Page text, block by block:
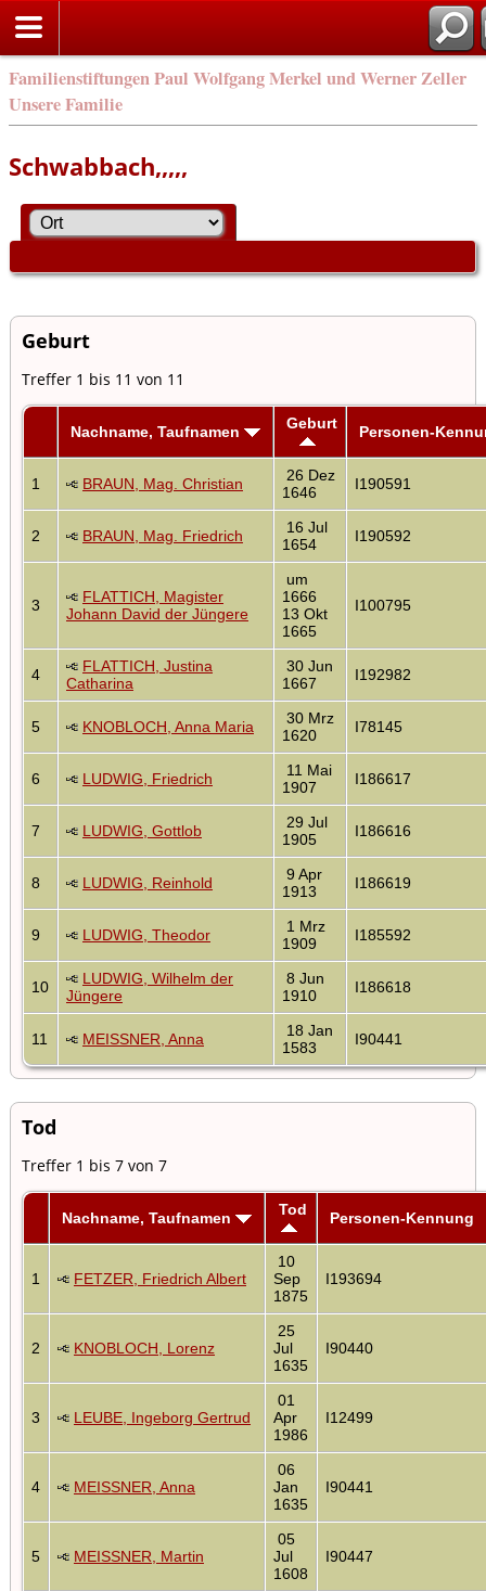
Familienstiftungen Paul Wolfgang Merkel und Werner Zeller
Unsere Familie
Schwabbach,,,,,
Geburt
Treffer 1 bis 11 von 11
Nachname, Taufnamen Geburt Personen-
1 BRAUN, Mag. Christian
26 Dez
1646
I190591
2 BRAUN, Mag. Friedrich
16 Jul
1654
I190592
3
FLATTICH, Magister
Johann David der Jüngere
um
1666
13 Okt
1665
I100795
4
FLATTICH, Justina
Catharina
30 Jun
1667
I192982
5 KNOBLOCH, Anna Maria
30 Mrz
1620
I78145
6 LUDWIG, Friedrich
11 Mai
1907
I186617
7 LUDWIG, Gottlob
29 Jul
1905
I186616
8 LUDWIG, Reinhold
9 Apr
1913
I186619
9 LUDWIG, Theodor
1 Mrz
1909
I185592
10
LUDWIG, Wilhelm der
Jüngere
8 Jun
1910
I186618
11 MEISSNER, Anna
18 Jan
1583
I90441
Tod
Treffer 1 bis 7 von 7
Nachname, Taufnamen Tod Personen-Kennung
1 FETZER, Friedrich Albert
10
Sep
1875
I193694
2 KNOBLOCH, Lorenz
25
Jul
1635
I90440
3 LEUBE, Ingeborg Gertrud
01
Apr
1986
I12499
4 MEISSNER, Anna
06
Jan
1635
I90441
5 MEISSNER, Martin
05
Jul
1608
I90447